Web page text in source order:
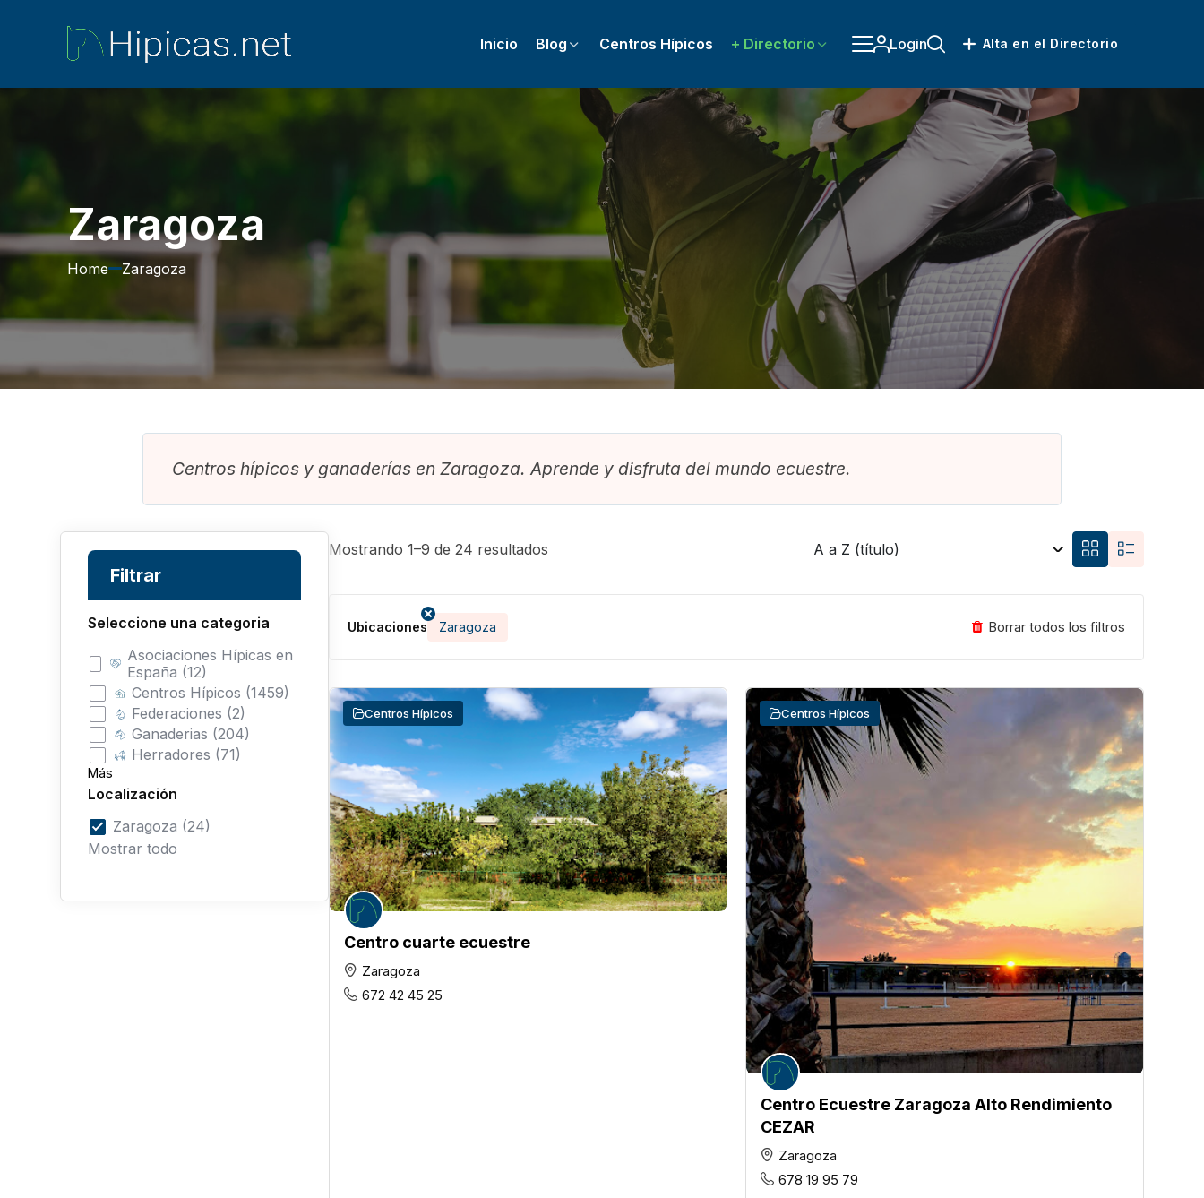
Inicio Blog Centros Hípicos + Directorio Login Alta en el Directorio
Zaragoza
Home Zaragoza
Centros hípicos y ganaderías en Zaragoza. Aprende y disfruta del mundo ecuestre.
Mostrando 1–9 de 24 resultados
Ubicaciones Zaragoza Borrar todos los filtros
Centro cuarte ecuestre
Centros Hípicos
Zaragoza
672 42 45 25
Centro Ecuestre Zaragoza Alto Rendimiento
CEZAR
Centros Hípicos
Zaragoza
678 19 95 79
Filtrar
Seleccione una categoria
Asociaciones Hípicas en
España (12)
Centros Hípicos (1459)
Federaciones (2)
Ganaderias (204)
Herradores (71)
Más
Localización
Zaragoza (24)
Mostrar todo